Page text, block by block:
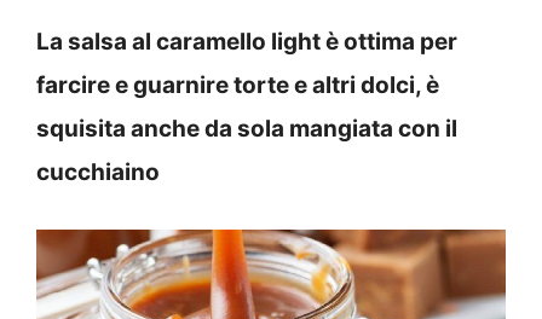
La salsa al caramello light è ottima per
farcire e guarnire torte e altri dolci, è
squisita anche da sola mangiata con il
cucchiaino